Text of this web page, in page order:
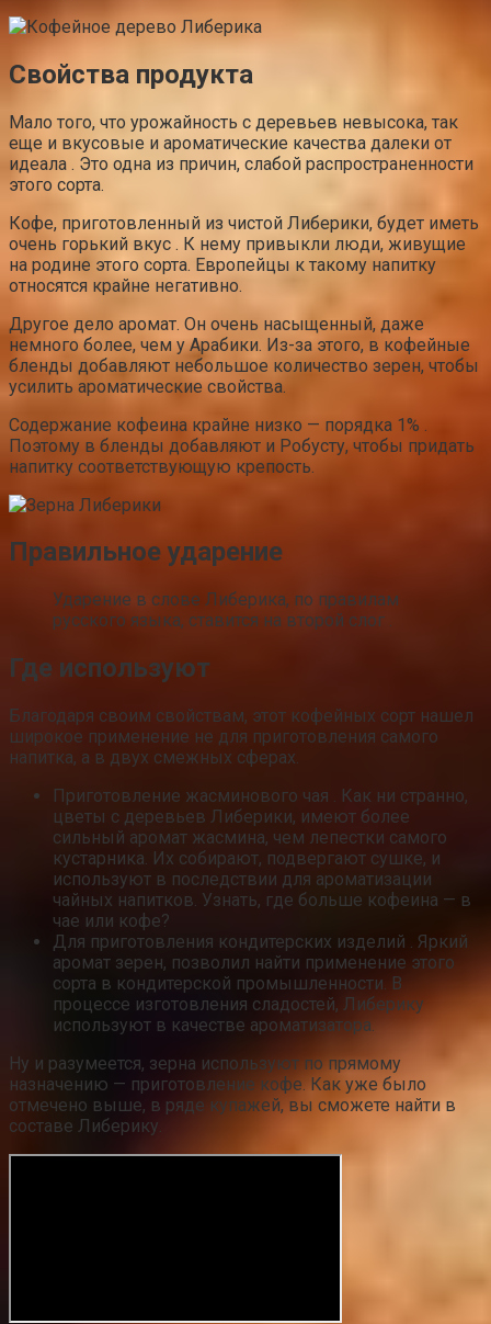
Свойства продукта
Мало того, что урожайность с деревьев невысока, так
еще и вкусовые и ароматические качества далеки от
идеала . Это одна из причин, слабой распространенности
этого сорта.
Кофе, приготовленный из чистой Либерики, будет иметь
очень горький вкус . К нему привыкли люди, живущие
на родине этого сорта. Европейцы к такому напитку
относятся крайне негативно.
Другое дело аромат. Он очень насыщенный, даже
немного более, чем у Арабики. Из-за этого, в кофейные
бленды добавляют небольшое количество зерен, чтобы
усилить ароматические свойства.
Содержание кофеина крайне низко — порядка 1% .
Поэтому в бленды добавляют и Робусту, чтобы придать
напитку соответствующую крепость.
Правильное ударение
Ударение в слове Либерика, по правилам
русского языка, ставится на второй слог .
Где используют
Благодаря своим свойствам, этот кофейных сорт нашел
широкое применение не для приготовления самого
напитка, а в двух смежных сферах.
Приготовление жасминового чая . Как ни странно,
цветы с деревьев Либерики, имеют более
сильный аромат жасмина, чем лепестки самого
кустарника. Их собирают, подвергают сушке, и
используют в последствии для ароматизации
чайных напитков. Узнать, где больше кофеина — в
чае или кофе?
Для приготовления кондитерских изделий . Яркий
аромат зерен, позволил найти применение этого
сорта в кондитерской промышленности. В
процессе изготовления сладостей, Либерику
используют в качестве ароматизатора.
Ну и разумеется, зерна используют по прямому
назначению — приготовление кофе. Как уже было
отмечено выше, в ряде купажей, вы сможете найти в
составе Либерику.